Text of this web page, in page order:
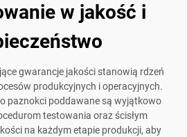
w jakość i
gwarancje jakości stanowią rdzeń
produkcyjnych i operacyjnych.
paznokci poddawane są wyjątkowo
testowania oraz ścisłym
na każdym etapie produkcji, aby